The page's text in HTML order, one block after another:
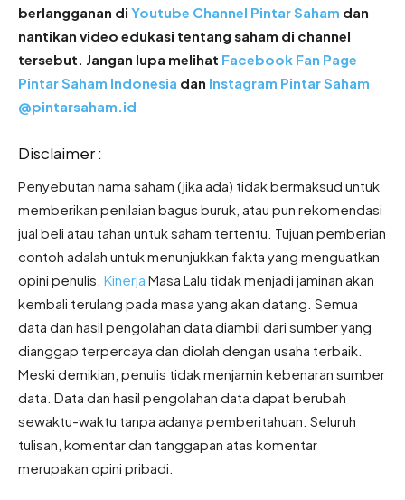
berlangganan di Youtube Channel Pintar Saham dan
nantikan video edukasi tentang saham di channel
tersebut. Jangan lupa melihat Facebook Fan Page
Pintar Saham Indonesia dan Instagram Pintar Saham
@pintarsaham.id
Disclaimer :
Penyebutan nama saham (jika ada) tidak bermaksud untuk
memberikan penilaian bagus buruk, atau pun rekomendasi
jual beli atau tahan untuk saham tertentu. Tujuan pemberian
contoh adalah untuk menunjukkan fakta yang menguatkan
opini penulis. Kinerja Masa Lalu tidak menjadi jaminan akan
kembali terulang pada masa yang akan datang. Semua
data dan hasil pengolahan data diambil dari sumber yang
dianggap terpercaya dan diolah dengan usaha terbaik.
Meski demikian, penulis tidak menjamin kebenaran sumber
data. Data dan hasil pengolahan data dapat berubah
sewaktu-waktu tanpa adanya pemberitahuan. Seluruh
tulisan, komentar dan tanggapan atas komentar
merupakan opini pribadi.